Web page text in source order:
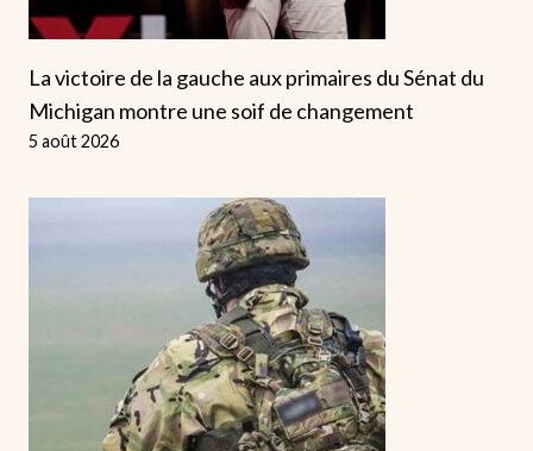
La victoire de la gauche aux primaires du Sénat du
Michigan montre une soif de changement
5 août 2026